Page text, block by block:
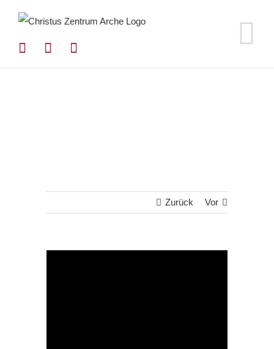
springen
Zurück Vor